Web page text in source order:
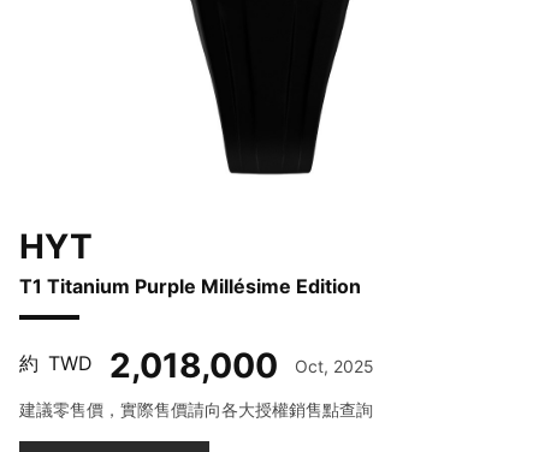
HYT
T1 Titanium Purple Millésime Edition
約 TWD 2,018,000 Oct, 2025
建議零售價，實際售價請向各大授權銷售點查詢